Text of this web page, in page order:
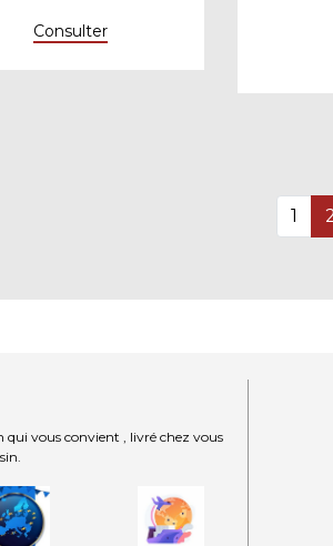
Consulter
1
qui vous convient , livré chez vous